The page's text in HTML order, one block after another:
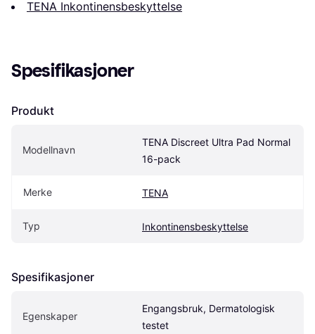
TENA Inkontinensbeskyttelse
Spesifikasjoner
Produkt
Modellnavn
TENA Discreet Ultra Pad Normal
16-pack
Merke TENA
Typ Inkontinensbeskyttelse
Spesifikasjoner
Egenskaper
Engangsbruk, Dermatologisk
testet